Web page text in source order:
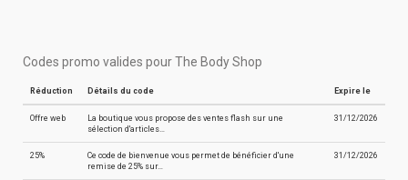
Codes promo valides pour The Body Shop
Réduction Détails du code Expire le
Offre web
La boutique vous propose des ventes flash sur une
sélection d'articles…
31/12/2026
25%
Ce code de bienvenue vous permet de bénéficier d'une
remise de 25% sur…
31/12/2026